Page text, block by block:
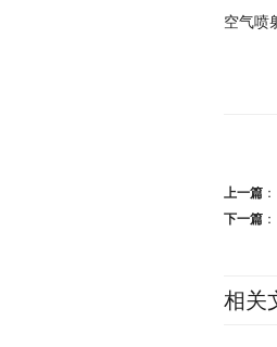
空气喷
上一篇 ：
下一篇 ：
相关